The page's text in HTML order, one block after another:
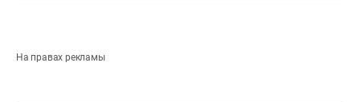
На правах рекламы